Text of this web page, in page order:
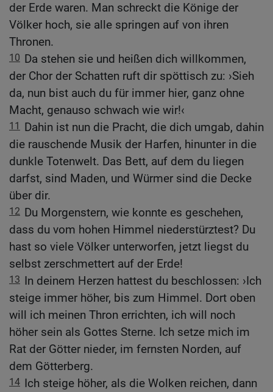
der Erde waren. Man schreckt die Könige der
Völker hoch, sie alle springen auf von ihren
Thronen.
10 Da stehen sie und heißen dich willkommen,
der Chor der Schatten ruft dir spöttisch zu: ›Sieh
da, nun bist auch du für immer hier, ganz ohne
Macht, genauso schwach wie wir!‹
11
Dahin ist nun die Pracht, die dich umgab, dahin
die rauschende Musik der Harfen, hinunter in die
dunkle Totenwelt. Das Bett, auf dem du liegen
darfst, sind Maden, und Würmer sind die Decke
über dir.
12 Du Morgenstern, wie konnte es geschehen,
dass du vom hohen Himmel niederstürztest? Du
hast so viele Völker unterworfen, jetzt liegst du
selbst zerschmettert auf der Erde!
13 In deinem Herzen hattest du beschlossen: ›Ich
steige immer höher, bis zum Himmel. Dort oben
will ich meinen Thron errichten, ich will noch
höher sein als Gottes Sterne. Ich setze mich im
Rat der Götter nieder, im fernsten Norden, auf
dem Götterberg.
14 Ich steige höher, als die Wolken reichen, dann